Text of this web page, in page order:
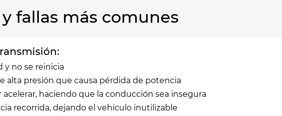
fallas más comunes
y no se reinicia
alta presión que causa pérdida de potencia
haciendo que la conducción sea insegura
recorrida, dejando el vehículo inutilizable